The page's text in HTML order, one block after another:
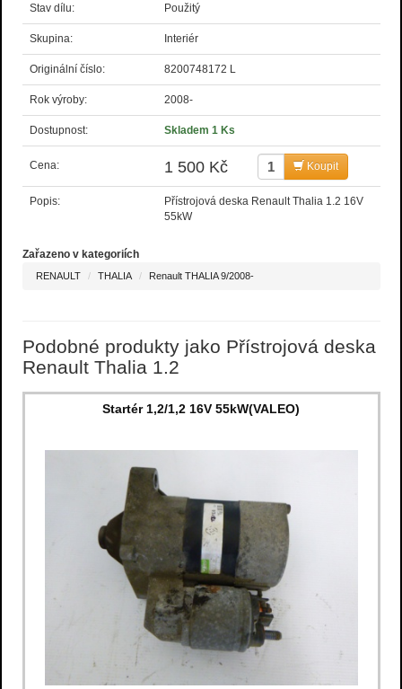
Stav dílu: Použitý
Skupina: Interiér
Originální číslo: 8200748172 L
Rok výroby: 2008-
Dostupnost: Skladem 1 Ks
Cena: 1 500 Kč Koupit
Popis:
Přístrojová deska Renault Thalia 1.2 16V
55kW
Zařazeno v kategoriích
RENAULT THALIA Renault THALIA 9/2008-
Podobné produkty jako Přístrojová deska
Renault Thalia 1.2
Startér 1,2/1,2 16V 55kW(VALEO)